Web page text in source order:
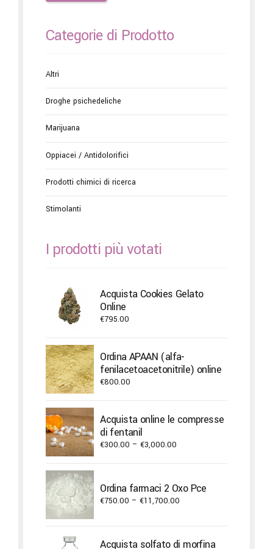
Categorie di Prodotto
Altri
Droghe psichedeliche
Marijuana
Oppiacei / Antidolorifici
Prodotti chimici di ricerca
Stimolanti
I prodotti più votati
Acquista Cookies Gelato
Online
€795.00
Ordina APAAN (alfa-
fenilacetoacetonitrile) online
€800.00
Acquista online le compresse
di fentanil
€300.00 – €3,000.00
through
€3,000.00
Ordina farmaci 2 Oxo Pce
€750.00 – €11,700.00
through
Acquista solfato di morfina